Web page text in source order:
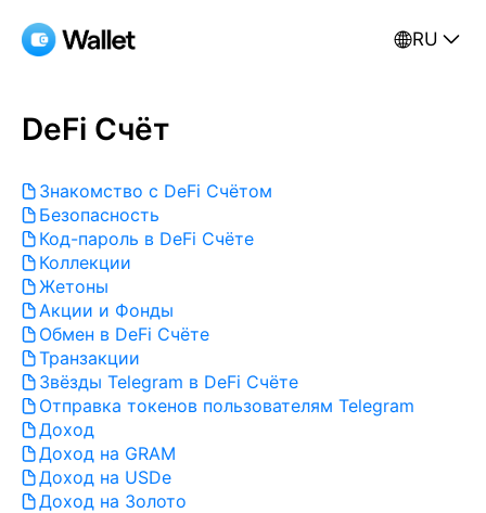
RU
DeFi Счёт
Знакомство с DeFi Счётом
Безопасность
Код-пароль в DeFi Счёте
Коллекции
Жетоны
Акции и Фонды
Обмен в DeFi Счёте
Транзакции
Звёзды Telegram в DeFi Счёте
Отправка токенов пользователям Telegram
Доход
Доход на GRAM
Доход на USDe
Доход на Золото